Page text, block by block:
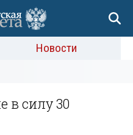
Новости
в силу 30